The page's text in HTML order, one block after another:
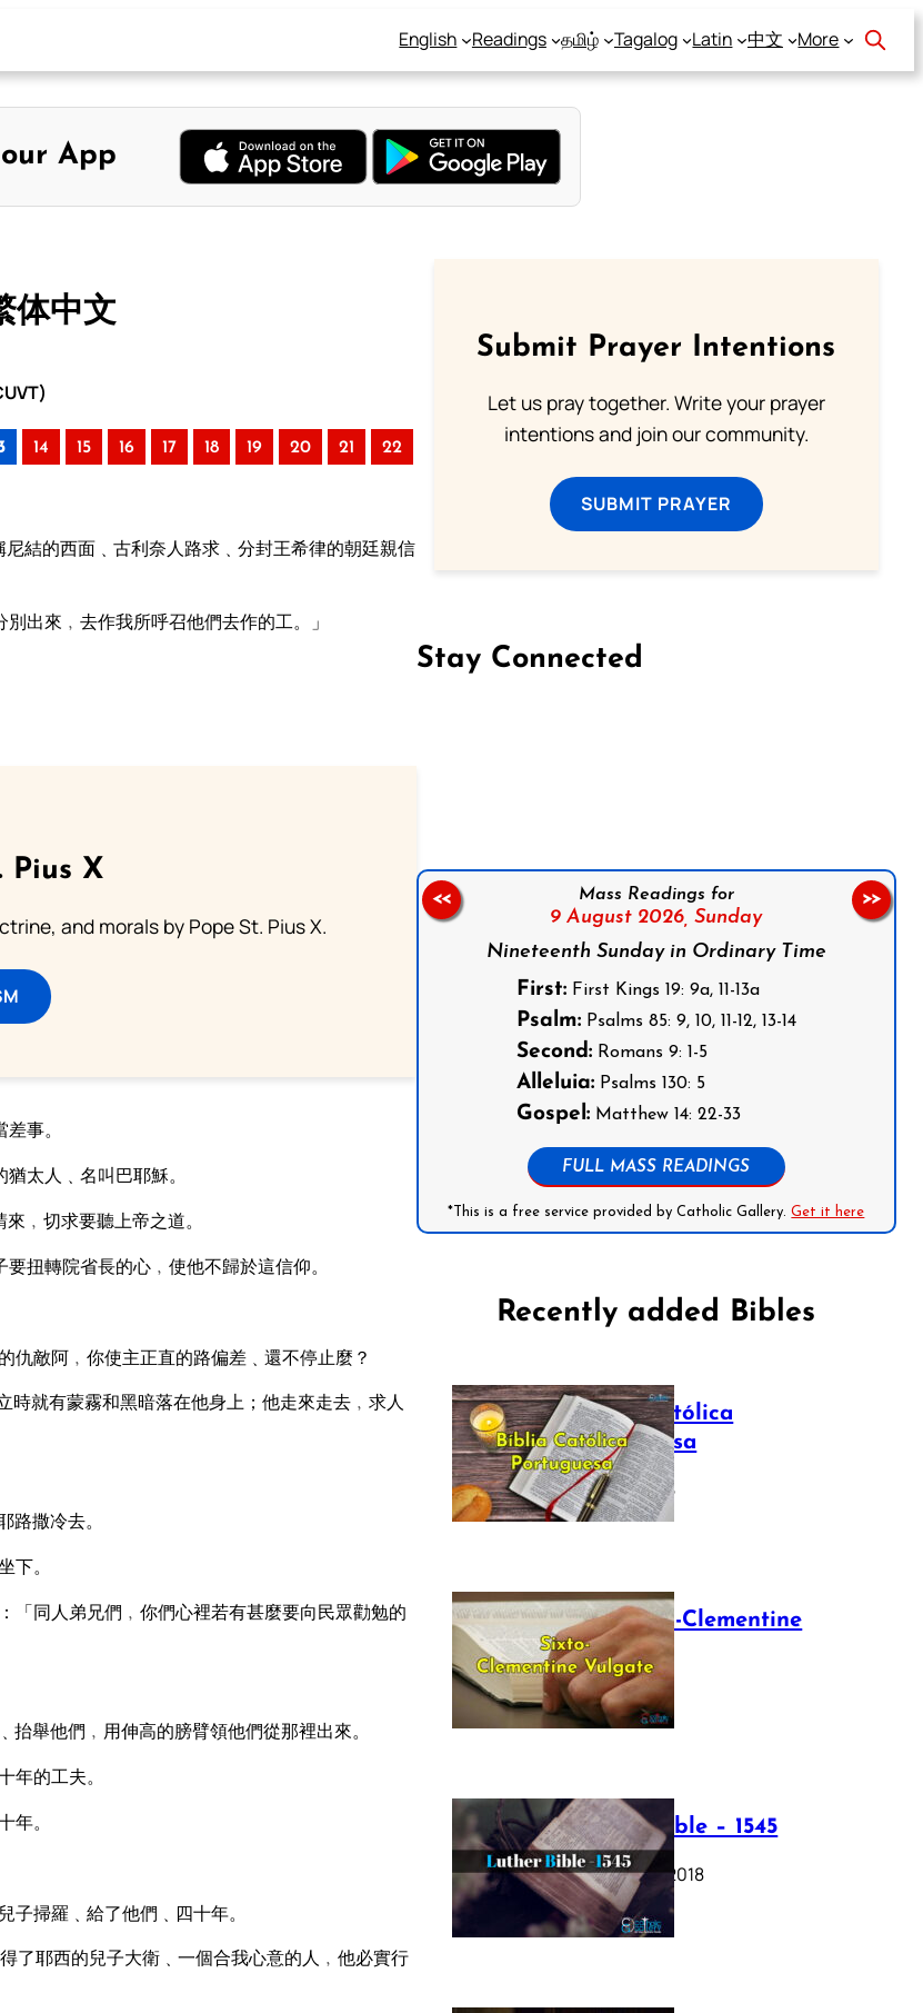
English Readings தமிழ் Tagalog Latin 中文 More
App
体中文
14 15 16 17 18 19 20 21 22
結的西面﹑古利奈人路求﹑分封王希律的朝廷親信
出來﹐去作我所呼召他們去作的工。」
Pius X
and morals by Pope St. Pius X.
事。
太人﹑名叫巴耶穌。
﹐切求要聽上帝之道。
扭轉院省長的心﹐使他不歸於這信仰。
仇敵阿﹐你使主正直的路偏差﹑還不停止麼？
就有蒙霧和黑暗落在他身上；他走來走去﹐求人
撒冷去。
。
「同人弟兄們﹐你們心裡若有甚麼要向民眾勸勉的
舉他們﹐用伸高的膀臂領他們從那裡出來。
的工夫。
。
掃羅﹑給了他們﹑四十年。
了耶西的兒子大衛﹑一個合我心意的人﹐他必實行
Submit Prayer Intentions
Let us pray together. Write your prayer
intentions and join our community.
SUBMIT PRAYER
Stay Connected
Mass Readings for
9 August 2026, Sunday
Nineteenth Sunday in Ordinary Time
First:First Kings 19: 9a, 11-13a
Psalm:Psalms 85: 9, 10, 11-12, 13-14
Second:Romans 9: 1-5
Alleluia:Psalms 130: 5
Gospel:Matthew 14: 22-33
FULL MASS READINGS
*This is a free service provided by Catholic Gallery.Get it here
<< >>
Recently added Bibles
Bíblia Católica
Portuguesa
July 16, 2025
The Sixto-Clementine
Vulgate
July 12, 2025
Luther Bible – 1545
October 17, 2018